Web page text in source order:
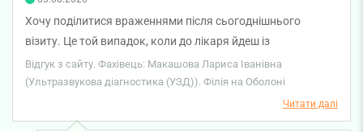
Хочу поділитися враженнями після сьогоднішнього
візиту. Це той випадок, коли до лікаря йдеш із
абсолютною довірою та спокоєм. Проходимо УЗ-
діагностику всією сім’єю вже кілька років поспіль у
лікарки Макашова Лариса Іванівна. Лариса Іванівна
просто неймовірна: завжди привітна, усміхнена, уважна
Відгук з сайту. Фахівець: Макашова Лариса Іванівна
(Ультразвукова діагностика (УЗД)). Філія на Оболоні
Читати далі